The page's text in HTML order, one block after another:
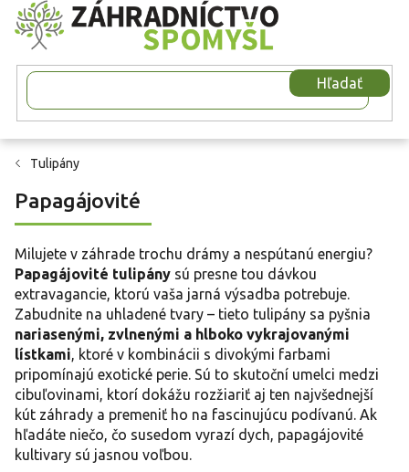
Prejsť
na
obsah
Hľadať
Tulipány
Papagájovité
Milujete v záhrade trochu drámy a nespútanú energiu?
Papagájovité tulipány sú presne tou dávkou
extravagancie, ktorú vaša jarná výsadba potrebuje.
Zabudnite na uhladené tvary – tieto tulipány sa pyšnia
nariasenými, zvlnenými a hlboko vykrajovanými
lístkami , ktoré v kombinácii s divokými farbami
pripomínajú exotické perie. Sú to skutoční umelci medzi
cibuľovinami, ktorí dokážu rozžiariť aj ten najvšednejší
kút záhrady a premeniť ho na fascinujúcu podívanú. Ak
hľadáte niečo, čo susedom vyrazí dych, papagájovité
kultivary sú jasnou voľbou.